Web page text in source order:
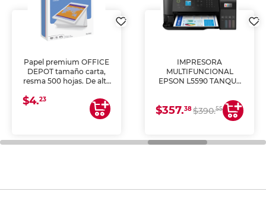
Papel premium OFFICE
DEPOT tamaño carta,
resma 500 hojas. De alta
uniforme, ideal para
impresoras de inyección
de tinta y láser,
general de oficina.
$4.23
IMPRESORA
MULTIFUNCIONAL
EPSON L5590 TANQUE
COPIA Y ESCANEA)
$357.38$390.55